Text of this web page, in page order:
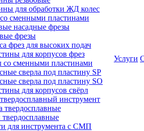
для обработки ЖД колес
сменными пластинами
насадные фрезы
фрезы
фрез для высоких подач
для корпусов фрез
со сменными пластинами
сверла под пластину SP
сверла под пластину SO
для корпусов свёрл
инструмент
твердосплавные
для инструмента с СМП
Услуги